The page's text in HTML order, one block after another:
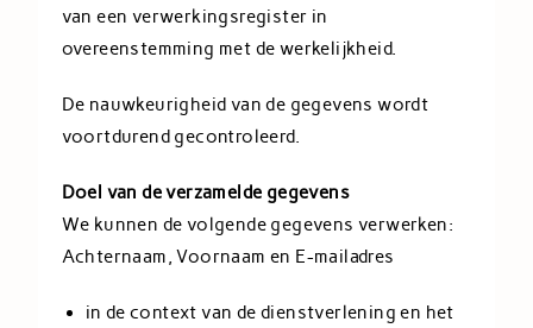
van een verwerkingsregister in
overeenstemming met de werkelijkheid.
De nauwkeurigheid van de gegevens wordt
voortdurend gecontroleerd.
Doel van de verzamelde gegevens
We kunnen de volgende gegevens verwerken:
Achternaam, Voornaam en E-mailadres
in de context van de dienstverlening en het